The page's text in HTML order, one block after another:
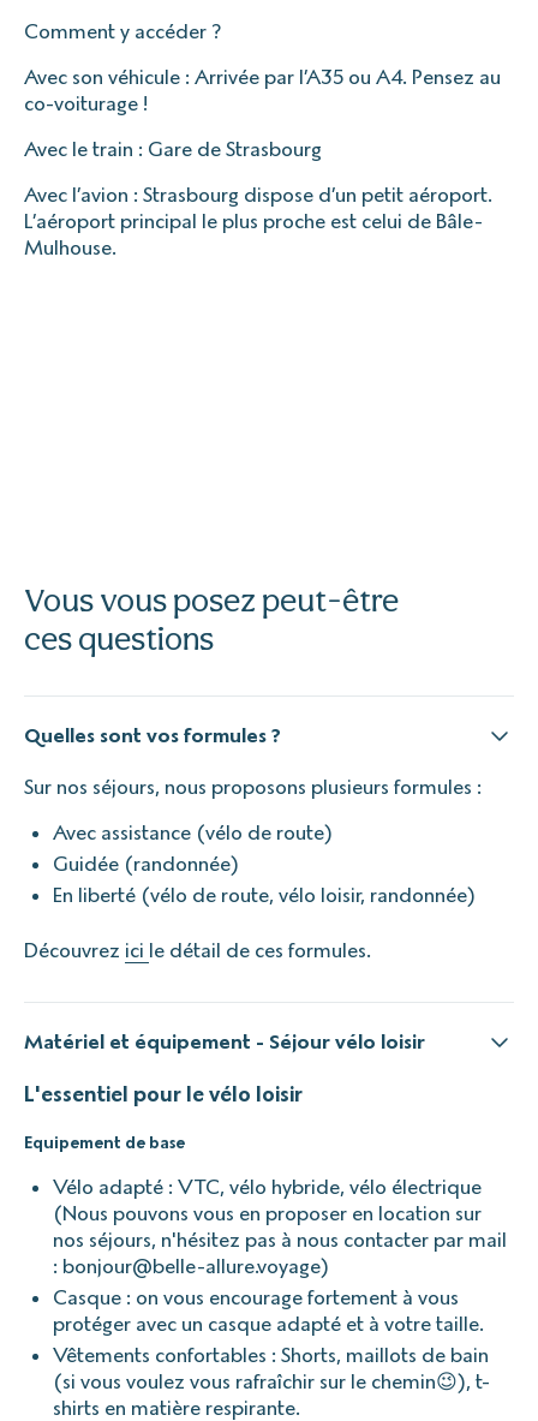
Comment y accéder ?
Avec son véhicule : Arrivée par l’A35 ou A4. Pensez au
co-voiturage !
Avec le train : Gare de Strasbourg
Avec l’avion : Strasbourg dispose d’un petit aéroport.
L’aéroport principal le plus proche est celui de Bâle-
Mulhouse.
Vous vous posez peut-être
ces questions
Quelles sont vos formules ?
Sur nos séjours, nous proposons plusieurs formules :
Avec assistance (vélo de route)
Guidée (randonnée)
En liberté (vélo de route, vélo loisir, randonnée)
Découvrez ici le détail de ces formules.
Matériel et équipement - Séjour vélo loisir
L'essentiel pour le vélo loisir
Equipement de base
Vélo adapté : VTC, vélo hybride, vélo électrique
(Nous pouvons vous en proposer en location sur
nos séjours, n'hésitez pas à nous contacter par mail
: bonjour@belle-allure.voyage)
Casque : on vous encourage fortement à vous
protéger avec un casque adapté et à votre taille.
Vêtements confortables : Shorts, maillots de bain
(si vous voulez vous rafraîchir sur le chemin😉), t-
shirts en matière respirante.